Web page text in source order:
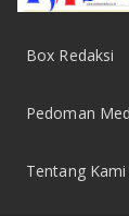
Box Redaksi
Pedoman
Tentang Kami